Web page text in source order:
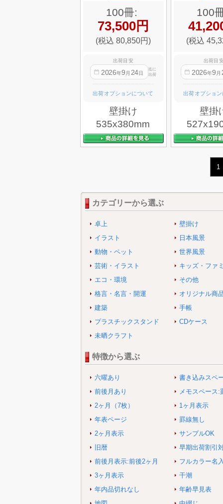
100冊:
73,500円
(税込 80,850円)
出荷目安
2026年9 月 24日
迄に
出荷
出荷オプションについて
壁掛け
535x380mm
100
(税込
出荷目
2026年9 月
出荷オプショ
壁掛
1
カテゴリーから選ぶ
卓上
壁掛け
イラスト
日本風景
動物・ペット
世界風景
芸術・イラスト
キッズ・ファ
エコ・環境
その他
格言・名言・開運
オリジナル商
建築
手帳
プラスチックスタンド
CDケース
未晒クラフト
特徴から選ぶ
六曜あり
書き込みスペ
前後月あり
メモスペース:
2ヶ月（7枚）
1ヶ月表示
年表ページ
罫線無し
2ヶ月表示
サンプルOK
旧暦
早期出荷割引
前後月表示:前後2ヶ月
フルカラー名
3ヶ月表示
干潮
年内品切れなし
年齢早見表